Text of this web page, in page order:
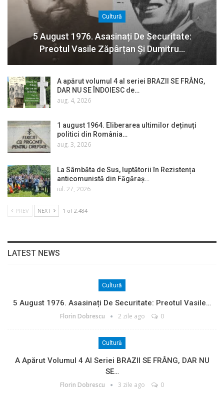
Cultură
5 August 1976. Asasinați De Securitate:
Preotul Vasile Zăpârțan Și Dumitru…
A apărut volumul 4 al seriei BRAZII SE FRÂNG,
DAR NU SE ÎNDOIESC de…
aug. 4, 2026
1 august 1964. Eliberarea ultimilor deținuți
politici din România…
aug. 3, 2026
La Sâmbăta de Sus, luptătorii în Rezistența
anticomunistă din Făgăraș…
iul. 27, 2026
PREV NEXT 1 of 2.484
LATEST NEWS
Cultură
5 August 1976. Asasinați De Securitate: Preotul Vasile…
Florin Dobrescu 2 zile ago 0
Cultură
A Apărut Volumul 4 Al Seriei BRAZII SE FRÂNG, DAR NU
SE…
Florin Dobrescu 3 zile ago 0